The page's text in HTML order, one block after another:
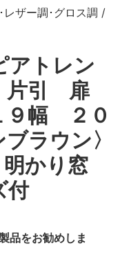
レザー調･グロス調 /
トレン
片引 扉
９幅 ２０
ラウン〉
かり窓
付
品をお勧めしま